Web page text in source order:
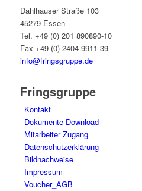
Dahlhauser Straße 103
45279 Essen
Tel. +49 (0) 201 890890-10
Fax +49 (0) 2404 9911-39
info@fringsgruppe.de
Fringsgruppe
Kontakt
Dokumente Download
Mitarbeiter Zugang
Datenschutzerklärung
Bildnachweise
Impressum
Voucher_AGB